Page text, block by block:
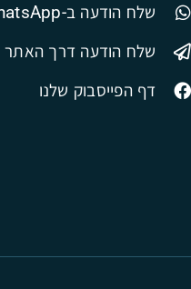
שלח הודעה ב-WhatsApp
שלח הודעה דרך האתר
דף הפייסבוק שלנו